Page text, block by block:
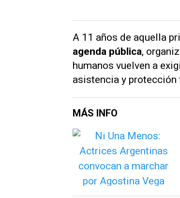
A 11 años de aquella
agenda pública,
humanos vuelven a
asistencia y
MÁS INFO